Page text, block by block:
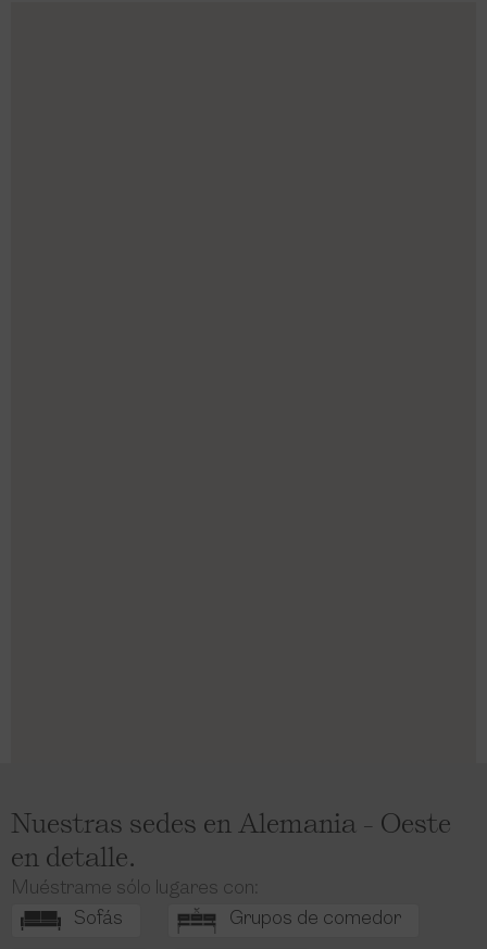
Nuestras sedes en Alemania - Oeste
en detalle.
Muéstrame sólo lugares con:
Sofás
Grupos de comedor